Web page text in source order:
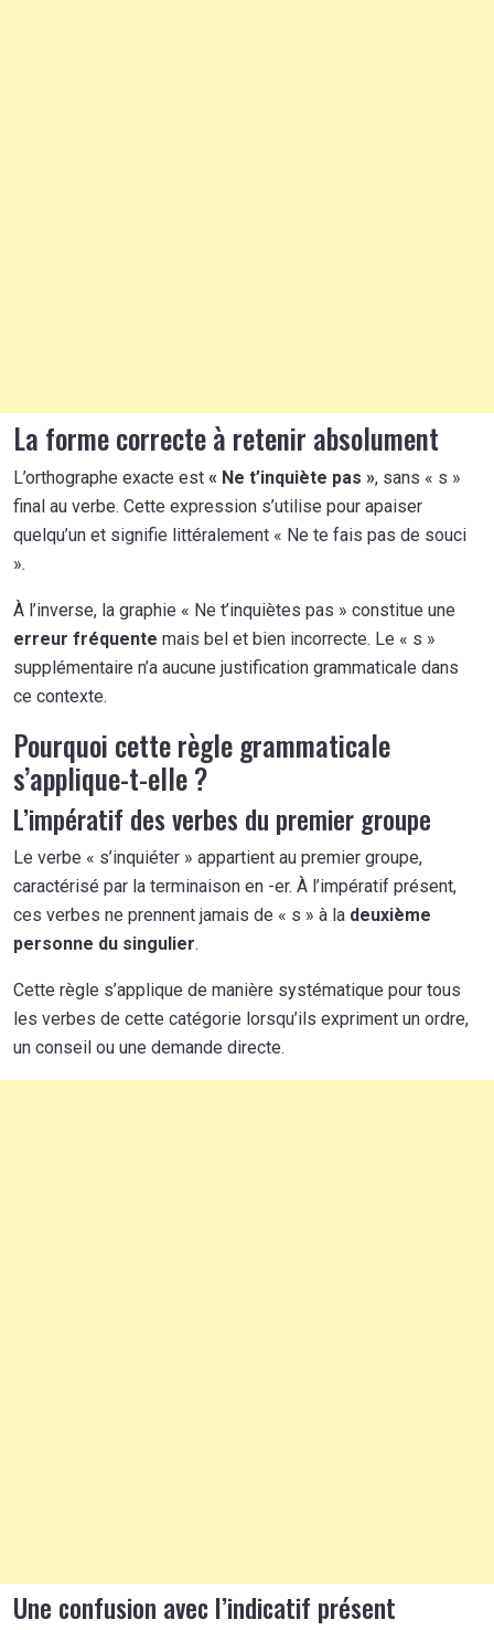
La forme correcte à retenir absolument
L’orthographe exacte est « Ne t’inquiète pas », sans « s »
final au verbe. Cette expression s’utilise pour apaiser
quelqu’un et signifie littéralement « Ne te fais pas de souci
».
À l’inverse, la graphie « Ne t’inquiètes pas » constitue une
erreur fréquente mais bel et bien incorrecte. Le « s »
supplémentaire n’a aucune justification grammaticale dans
ce contexte.
Pourquoi cette règle grammaticale
s’applique-t-elle ?
L’impératif des verbes du premier groupe
Le verbe « s’inquiéter » appartient au premier groupe,
caractérisé par la terminaison en -er. À l’impératif présent,
ces verbes ne prennent jamais de « s » à la deuxième
personne du singulier.
Cette règle s’applique de manière systématique pour tous
les verbes de cette catégorie lorsqu’ils expriment un ordre,
un conseil ou une demande directe.
Une confusion avec l’indicatif présent